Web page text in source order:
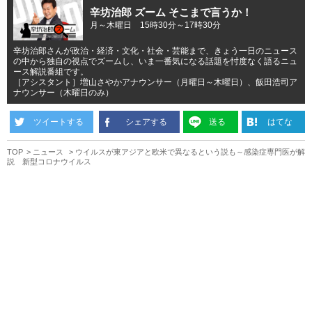
辛坊治郎 ズーム そこまで言うか！
月～木曜日 15時30分～17時30分
辛坊治郎さんが政治・経済・文化・社会・芸能まで、きょう一日のニュース
の中から独自の視点でズームし、いま一番気になる話題を忖度なく語るニュ
ース解説番組です。
［アシスタント］増山さやかアナウンサー（月曜日～木曜日）、飯田浩司ア
ナウンサー（木曜日のみ）
ツイートする シェアする 送る はてな
TOP ニュース
ウイルスが東アジアと欧米で異なるという説も～感染症専門医が解
説 新型コロナウイルス